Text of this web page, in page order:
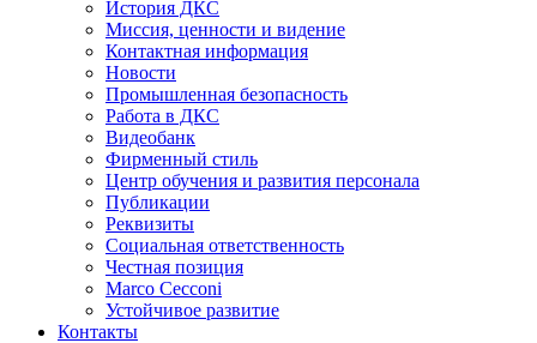
История ДКС
Миссия, ценности и видение
Контактная информация
Новости
Промышленная безопасность
Работа в ДКС
Видеобанк
Фирменный стиль
Центр обучения и развития персонала
Публикации
Реквизиты
Социальная ответственность
Честная позиция
Marco Cecconi
Устойчивое развитие
Контакты